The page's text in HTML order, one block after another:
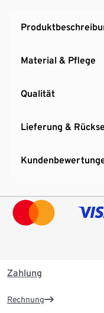
Material & Pflege
Qualität
Lieferung &
Zahlung
Rechnung